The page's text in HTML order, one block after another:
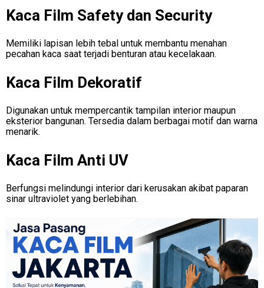
Kaca Film Safety dan Security
Memiliki lapisan lebih tebal untuk membantu menahan
pecahan kaca saat terjadi benturan atau kecelakaan.
Kaca Film Dekoratif
Digunakan untuk mempercantik tampilan interior maupun
eksterior bangunan. Tersedia dalam berbagai motif dan warna
menarik.
Kaca Film Anti UV
Berfungsi melindungi interior dari kerusakan akibat paparan
sinar ultraviolet yang berlebihan.